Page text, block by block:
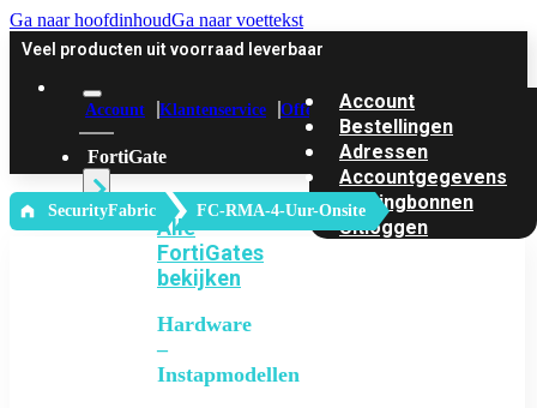
Ga naar hoofdinhoudGa naar voettekst
Veel producten uit voorraad leverbaar
Account Klantenservice Offerte
FortiGate
Alle
FortiGates
bekijken
Hardware
–
Instapmodellen
Account
Bestellingen
Adressen
Accountgegevens
Kortingbonnen
Uitloggen
‎ SecurityFabric FC-RMA-4-Uur-Onsite